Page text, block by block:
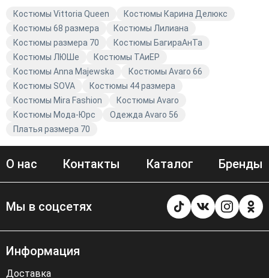
Костюмы Vittoria Queen
Костюмы Карина Делюкс
Костюмы 68 размера
Костюмы Лилиана
Костюмы размера 70
Костюмы БагираАнТа
Костюмы ЛЮШе
Костюмы TAиЕР
Костюмы Anna Majewska
Костюмы Avaro 66
Костюмы SOVA
Костюмы 44 размера
Костюмы Mira Fashion
Костюмы Avaro
Костюмы Мода-Юрс
Одежда Avaro 56
Платья размера 70
О нас Контакты Каталог Бренды
Мы в соцсетях
Информация
Доставка